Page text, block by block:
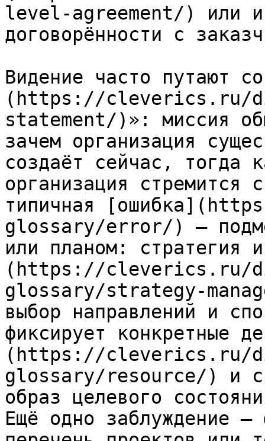
level-agreement/) или
договорённости с
Видение часто путают
(https://cleverics.ru/
statement/)»: миссия
зачем организация
создаёт сейчас, тогда
организация стремится
типичная
glossary/error/) —
или планом: стратегия
(https://cleverics.ru/
glossary/strategy-
выбор направлений и
фиксирует конкретные
(https://cleverics.ru/
glossary/resource/) и
образ целевого
Ещё одно заблуждение —